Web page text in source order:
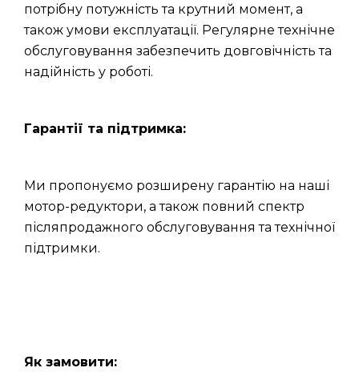
потрібну потужність та крутний момент, а
також умови експлуатації. Регулярне технічне
обслуговування забезпечить довговічність та
надійність у роботі.
Гарантії та підтримка:
Ми пропонуємо розширену гарантію на наші
мотор-редуктори, а також повний спектр
післяпродажного обслуговування та технічної
підтримки.
Як замовити: